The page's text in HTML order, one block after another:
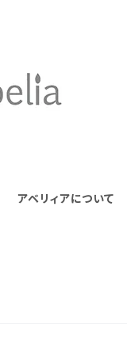
アベリィアについて